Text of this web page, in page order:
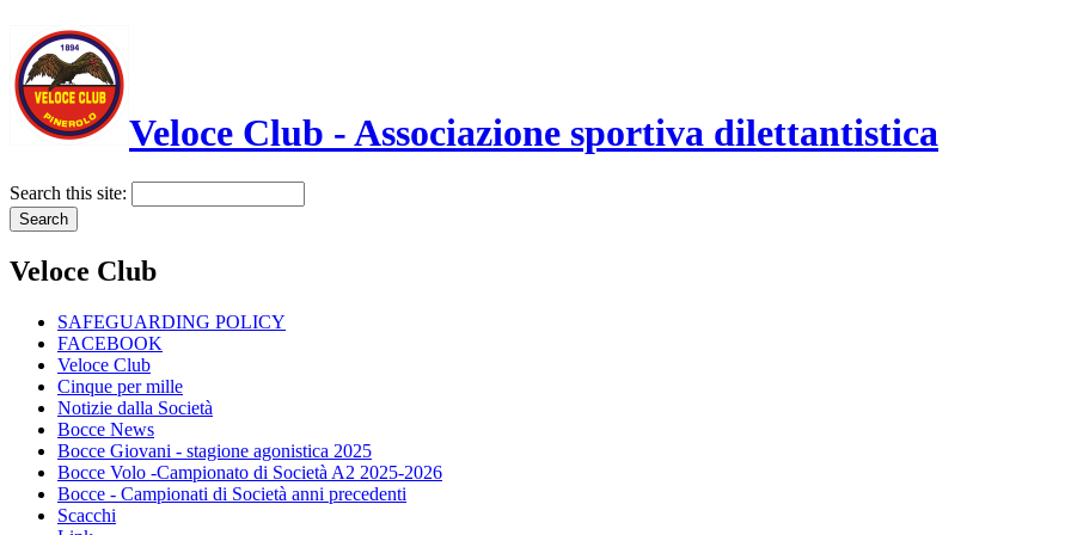
Veloce Club - Associazione sportiva dilettantistica
Search this site:
Veloce Club
SAFEGUARDING POLICY
FACEBOOK
Veloce Club
Cinque per mille
Notizie dalla Società
Bocce News
Bocce Giovani - stagione agonistica 2025
Bocce Volo -Campionato di Società A2 2025-2026
Bocce - Campionati di Società anni precedenti
Scacchi